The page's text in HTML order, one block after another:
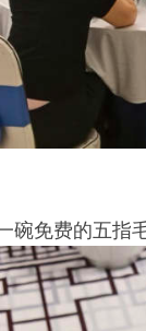
碗免费的五指